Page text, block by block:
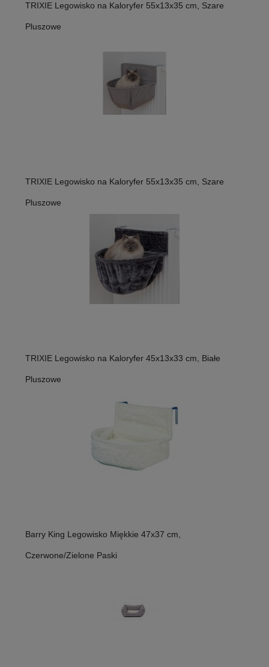
TRIXIE Legowisko na Kaloryfer 55x13x35 cm, Szare
Pluszowe
TRIXIE Legowisko na Kaloryfer 55x13x35 cm, Szare
Pluszowe
TRIXIE Legowisko na Kaloryfer 45x13x33 cm, Białe
Pluszowe
Barry King Legowisko Miękkie 47x37 cm,
Czerwone/Zielone Paski